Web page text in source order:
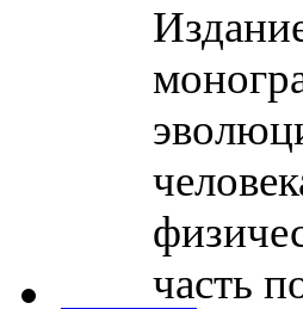
часть